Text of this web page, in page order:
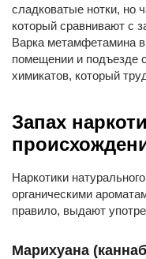
сладковатые нотки, но
который сравнивают с
Варка метамфетамина
помещении и подъезде
химикатов, который
Запах
Наркотики
органическими
правило, выдают
Марихуана